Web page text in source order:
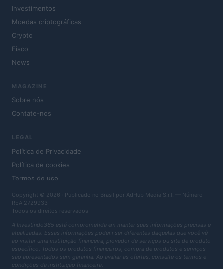
Investimentos
Moedas criptográficas
Crypto
Fisco
News
MAGAZINE
Sobre nós
Contate-nos
LEGAL
Política de Privacidade
Política de cookies
Termos de uso
Copyright © 2026 · Publicado no Brasil por AdHub Media S.r.l. — Número
REA 2729933
Todos os direitos reservados
A Investindo365 está comprometida em manter suas informações precisas e
atualizadas. Essas informações podem ser diferentes daquelas que você vê
ao visitar uma instituição financeira, provedor de serviços ou site de produto
específico. Todos os produtos financeiros, compra de produtos e serviços
são apresentados sem garantia. Ao avaliar as ofertas, consulte os termos e
condições da instituição financeira.